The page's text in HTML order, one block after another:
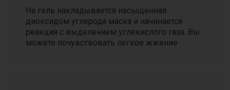
На гель накладывается насыщенная
диоксидом углерода маска и начинается
реакция с выделением углекислого газа. Вы
можете почувствовать легкое жжение